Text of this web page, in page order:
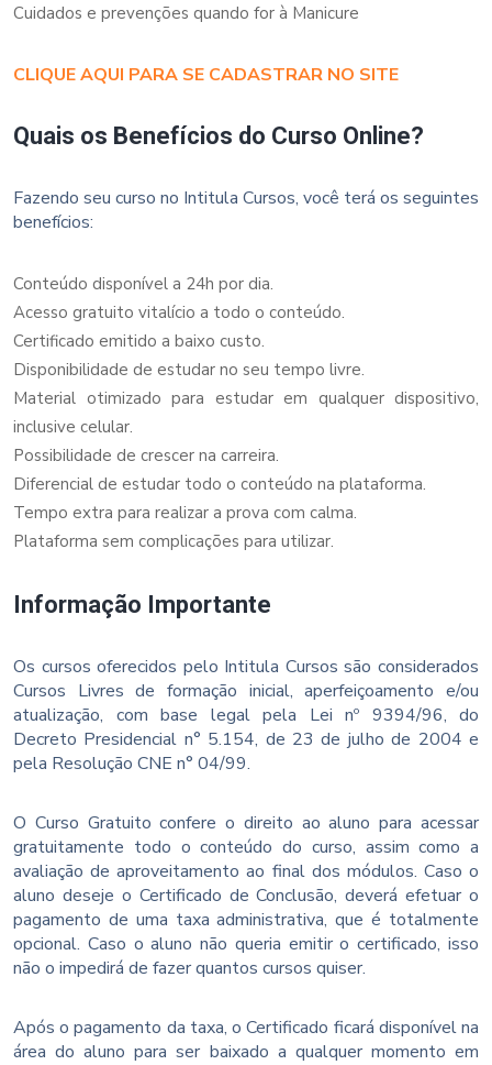
Cuidados e prevenções quando for à Manicure
CLIQUE AQUI PARA SE CADASTRAR NO SITE
Quais os Benefícios do Curso Online?
Fazendo seu curso no Intitula Cursos, você terá os seguintes
benefícios:
Conteúdo disponível a 24h por dia.
Acesso gratuito vitalício a todo o conteúdo.
Certificado emitido a baixo custo.
Disponibilidade de estudar no seu tempo livre.
Material otimizado para estudar em qualquer dispositivo,
inclusive celular.
Possibilidade de crescer na carreira.
Diferencial de estudar todo o conteúdo na plataforma.
Tempo extra para realizar a prova com calma.
Plataforma sem complicações para utilizar.
Informação Importante
Os cursos oferecidos pelo Intitula Cursos são considerados
Cursos Livres de formação inicial, aperfeiçoamento e/ou
atualização, com base legal pela Lei nº 9394/96, do
Decreto Presidencial n° 5.154, de 23 de julho de 2004 e
pela Resolução CNE n° 04/99.
O Curso Gratuito confere o direito ao aluno para acessar
gratuitamente todo o conteúdo do curso, assim como a
avaliação de aproveitamento ao final dos módulos. Caso o
aluno deseje o Certificado de Conclusão, deverá efetuar o
pagamento de uma taxa administrativa, que é totalmente
opcional. Caso o aluno não queria emitir o certificado, isso
não o impedirá de fazer quantos cursos quiser.
Após o pagamento da taxa, o Certificado ficará disponível na
área do aluno para ser baixado a qualquer momento em